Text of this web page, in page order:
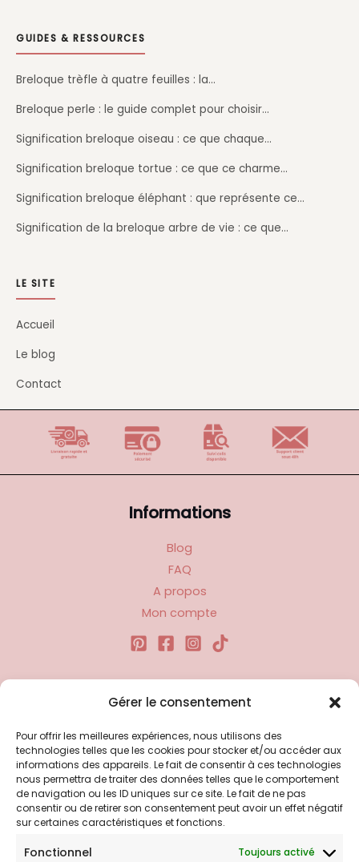
Gérer le consentement
Pour offrir les meilleures expériences, nous utilisons des
technologies telles que les cookies pour stocker et/ou accéder aux
informations des appareils. Le fait de consentir à ces technologies
nous permettra de traiter des données telles que le comportement
de navigation ou les ID uniques sur ce site. Le fait de ne pas
consentir ou de retirer son consentement peut avoir un effet négatif
sur certaines caractéristiques et fonctions.
Fonctionnel Toujours activé
GUIDES & RESSOURCES
Breloque trèfle à quatre feuilles : la…
Breloque perle : le guide complet pour choisir…
Signification breloque oiseau : ce que chaque…
Signification breloque tortue : ce que ce charme…
Signification breloque éléphant : que représente ce…
Signification de la breloque arbre de vie : ce que…
LE SITE
Accueil
Le blog
Contact
Informations
Blog
FAQ
A propos
Mon compte
Liens utiles
Politique d’expédition
Politique de confidentialité
Politique de remboursements
Conditions générales de vente et d’utilisation